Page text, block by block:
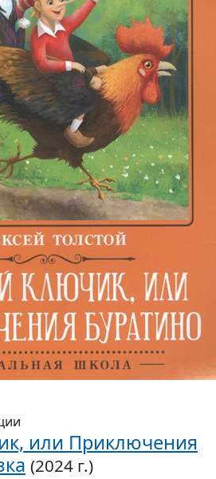
или Приключения
(2024 г.)